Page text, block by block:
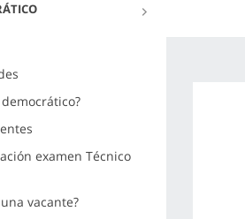
examen Técnico
vacante?